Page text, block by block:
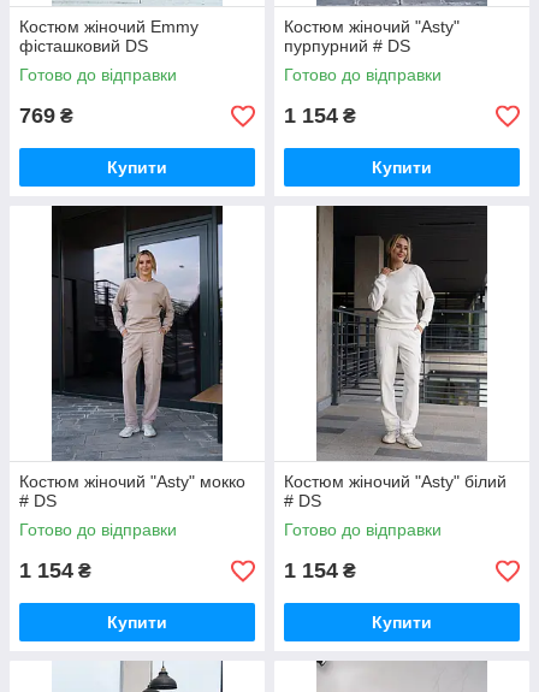
Костюм жіночий Emmy
фісташковий DS
Готово до відправки
769 ₴
Купити
Костюм жіночий "Asty"
пурпурний # DS
Готово до відправки
1 154 ₴
Купити
Костюм жіночий "Asty" мокко
# DS
Готово до відправки
1 154 ₴
Купити
Костюм жіночий "Asty" білий
# DS
Готово до відправки
1 154 ₴
Купити